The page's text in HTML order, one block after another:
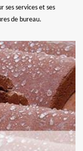
ses services et ses
de bureau.